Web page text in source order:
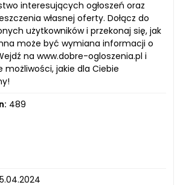
interesujących ogłoszeń oraz
własnej oferty. Dołącz do
użytkowników i przekonaj się, jak
może być wymiana informacji o
na www.dobre-ogloszenia.pl i
możliwości, jakie dla Ciebie
489